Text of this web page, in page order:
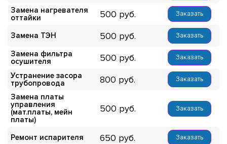
Замена нагревателя
оттайки
500 Заказать
Замена ТЭН 500 Заказать
Замена фильтра
осушителя
500 Заказать
Устранение засора
трубопровода
800 Заказать
Замена платы
управления
(мат.платы, мейн
платы)
500 Заказать
Ремонт испарителя 650 Заказать